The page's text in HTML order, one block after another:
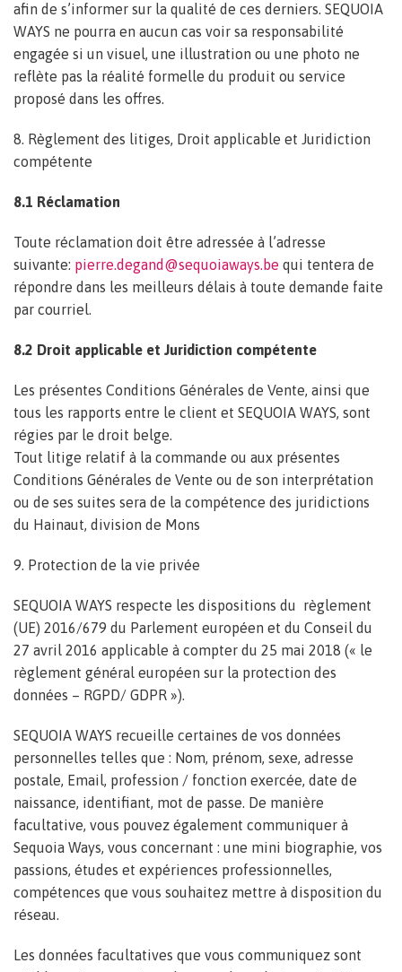
afin de s’informer sur la qualité de ces derniers. SEQUOIA
WAYS ne pourra en aucun cas voir sa responsabilité
engagée si un visuel, une illustration ou une photo ne
reflète pas la réalité formelle du produit ou service
proposé dans les offres.
8. Règlement des litiges, Droit applicable et Juridiction
compétente
8.1 Réclamation
Toute réclamation doit être adressée à l’adresse
suivante: pierre.degand@sequoiaways.be qui tentera de
répondre dans les meilleurs délais à toute demande faite
par courriel.
8.2 Droit applicable et Juridiction compétente
Les présentes Conditions Générales de Vente, ainsi que
tous les rapports entre le client et SEQUOIA WAYS, sont
régies par le droit belge.
Tout litige relatif à la commande ou aux présentes
Conditions Générales de Vente ou de son interprétation
ou de ses suites sera de la compétence des juridictions
du Hainaut, division de Mons
9. Protection de la vie privée
SEQUOIA WAYS respecte les dispositions du règlement
(UE) 2016/679 du Parlement européen et du Conseil du
27 avril 2016 applicable à compter du 25 mai 2018 (« le
règlement général européen sur la protection des
données – RGPD/ GDPR »).
SEQUOIA WAYS recueille certaines de vos données
personnelles telles que : Nom, prénom, sexe, adresse
postale, Email, profession / fonction exercée, date de
naissance, identifiant, mot de passe. De manière
facultative, vous pouvez également communiquer à
Sequoia Ways, vous concernant : une mini biographie, vos
passions, études et expériences professionnelles,
compétences que vous souhaitez mettre à disposition du
réseau.
Les données facultatives que vous communiquez sont